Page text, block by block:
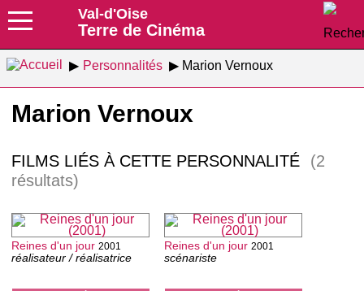
Val-d'Oise
Terre de Cinéma
Personnalités Marion Vernoux
Marion Vernoux
FILMS LIÉS À CETTE PERSONNALITÉ
(2
résultats)
Reines d'un jour 2001
réalisateur / réalisatrice
Reines d'un jour 2001
scénariste